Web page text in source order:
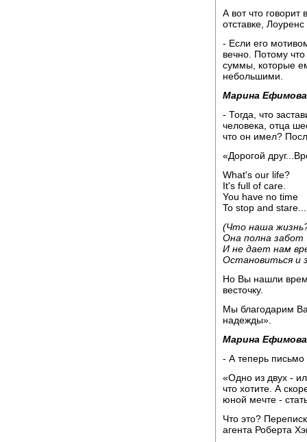
А вот что говорит
отставке,
- Если его
вечно. Потому
суммы, которые
небольшими.
Марина
- Тогда, что
человека, отца
что он имел?
«Дорогой
What's our life?
It's full of care.
You have no time
To stop and stare...
(Что наша
Она полна забот
И не дает нам
Остановиться и
Но Вы нашли
весточку.
Мы благодарим
надежды».
Марина
- А теперь письмо
«Одно из двух -
что хотите. А
юной мечте -
Что это?
агента Роберта